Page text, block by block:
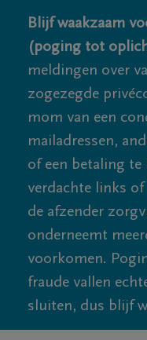
Blijf waakzaam
(poging tot
meldingen over
zogezegde
mom van een
mailadressen,
of een betaling
verdachte links
de afzender
onderneemt
voorkomen.
fraude vallen
sluiten, dus blijf